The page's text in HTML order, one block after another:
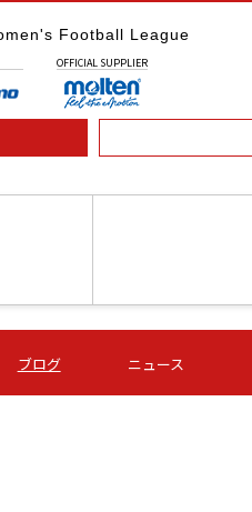
Football League
OFFICIAL SUPPLIER
(土) 16:00
ＧＦ
-
いちご
-
ブログ ニュース